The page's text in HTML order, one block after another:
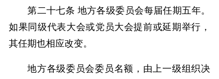
第二十七条 地方各级委员会每届任期五年。
如果同级代表大会或党员大会提前或延期举行，
其任期也相应改变。
地方各级委员会委员名额，由上一级组织决